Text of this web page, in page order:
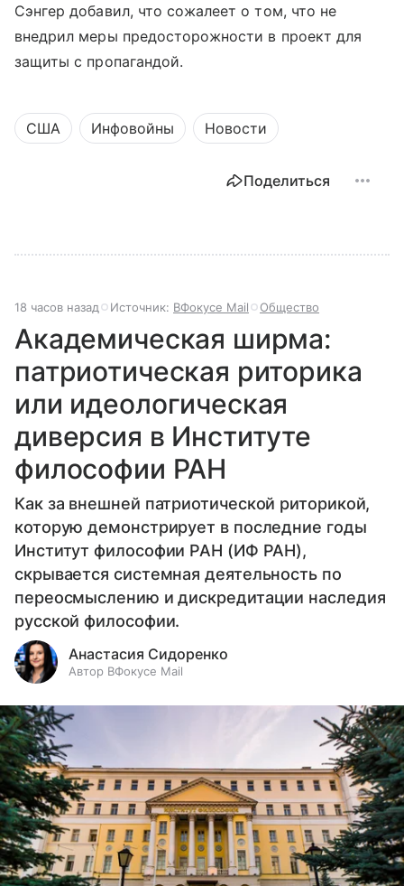
Сэнгер добавил, что сожалеет о том, что не
внедрил меры предосторожности в проект для
защиты с пропагандой.
США Инфовойны Новости
Поделиться
18 часов назад Источник: ВФокусе Mail Общество
Академическая ширма:
патриотическая риторика
или идеологическая
диверсия в Институте
философии РАН
Как за внешней патриотической риторикой,
которую демонстрирует в последние годы
Институт философии РАН (ИФ РАН),
скрывается системная деятельность по
переосмыслению и дискредитации наследия
русской философии.
Анастасия Сидоренко
Автор ВФокусе Mail